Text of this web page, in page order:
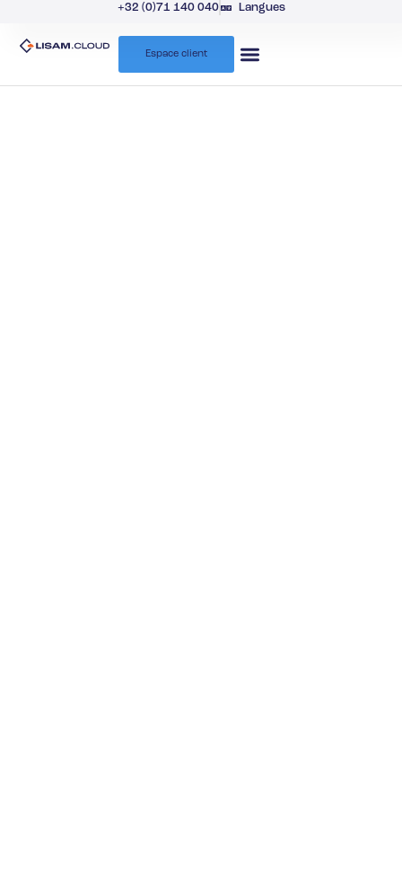
+32 (0)71 140 040 Langues
Espace client